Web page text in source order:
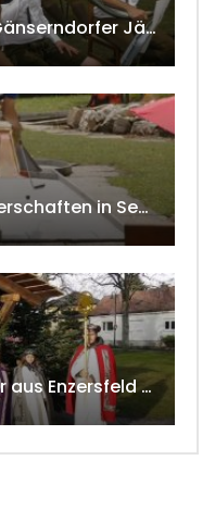
11. Jagdheuriger der Gänserndorfer Jäger 2020 w4tv166
Minigolf Staatsmeisterschaften in Seefeld-Kadolz w4tv174
Grüße der Sternsinger aus Enzersfeld – Klein-Engersdorf 2021 w4tv169